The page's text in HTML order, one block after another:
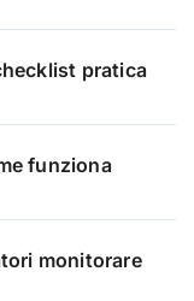
pratica
funziona
monitorare